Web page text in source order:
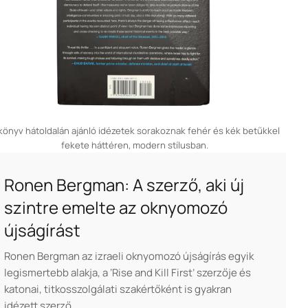
hátoldalán ajánló idézetek sorakoznak fehér és kék betűkkel
fekete háttéren, modern stílusban.
Ronen Bergman: A szerző, aki új
szintre emelte az oknyomozó
újságírást
Ronen Bergman az izraeli oknyomozó újságírás egyik
legismertebb alakja, a ‘Rise and Kill First’ szerzője és
katonai, titkosszolgálati szakértőként is gyakran